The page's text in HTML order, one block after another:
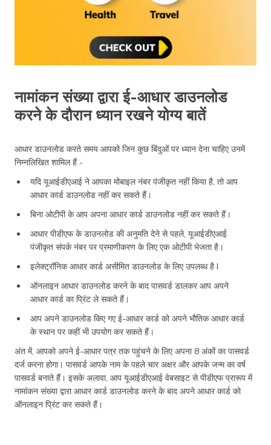
नामांकन संख्या द्वारा ई-आधार डाउनलोड
करने के दौरान ध्यान रखने योग्य बातें
आधार डाउनलोड करते समय आपको जिन कुछ बिंदुओं पर ध्यान देना चाहिए उनमें
निम्नलिखित शामिल हैं -
यदि यूआईडीएआई ने आपका मोबाइल नंबर पंजीकृत नहीं किया है, तो आप
आधार कार्ड डाउनलोड नहीं कर सकते हैं।
बिना ओटीपी के आप अपना आधार कार्ड डाउनलोड नहीं कर सकते हैं।
आधार पीडीएफ के डाउनलोड की अनुमति देने से पहले, यूआईडीएआई
पंजीकृत संपर्क नंबर पर प्रमाणीकरण के लिए एक ओटीपी भेजता है।
इलेक्ट्रॉनिक आधार कार्ड असीमित डाउनलोड के लिए उपलब्ध है I
ऑनलाइन आधार डाउनलोड करने के बाद पासवर्ड डालकर आप अपने
आधार कार्ड का प्रिंट ले सकते हैं।
आप अपने डाउनलोड किए गए ई-आधार कार्ड को अपने भौतिक आधार कार्ड
के स्थान पर कहीं भी उपयोग कर सकते हैं।
अंत में, आपको अपने ई-आधार पत्र तक पहुंचने के लिए अपना 8 अंकों का पासवर्ड
दर्ज करना होगा। पासवर्ड आपके नाम के पहले चार अक्षर और आपके जन्म का वर्ष
पासवर्ड बनाते हैं। इसके अलावा, आप यूआईडीएआई वेबसाइट से पीडीएफ प्रारूप में
नामांकन संख्या द्वारा आधार कार्ड डाउनलोड करने के बाद अपने आधार कार्ड को
ऑनलाइन प्रिंट कर सकते हैं।